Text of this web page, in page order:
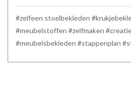
#zelfeen stoelbekleden
#meubelstoffen #zelfmaken
#meubelsbekleden #stappenplan